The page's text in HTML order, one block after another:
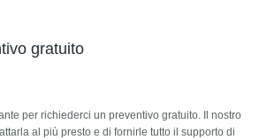
gratuito
per richiederci un preventivo gratuito. Il nostro
al più presto e di fornirle tutto il supporto di